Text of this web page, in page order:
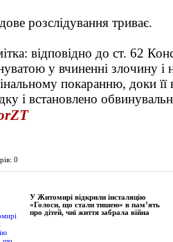
розслідування триває.
відповідно до ст. 62
у вчиненні злочину і
покаранню, доки
і встановлено
0
У Житомирі відкрили інсталяцію
«Голоси, що стали тишею» в пам’ять
про дітей, чиї життя забрала війна